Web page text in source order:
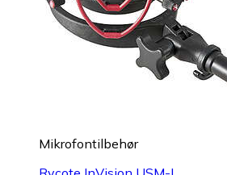
Mikrofontilbehør